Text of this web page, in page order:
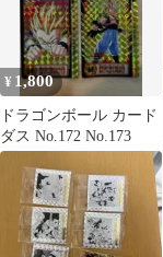
¥ 1,800
ドラゴンボール カード
ダス No.172 No.173